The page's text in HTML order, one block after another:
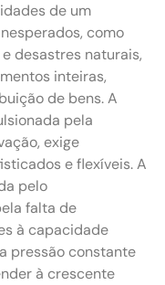
de um
como
desastres naturais,
inteiras,
de bens. A
pela
exige
e flexíveis. A
pelo
falta de
à capacidade
pressão constante
à crescente